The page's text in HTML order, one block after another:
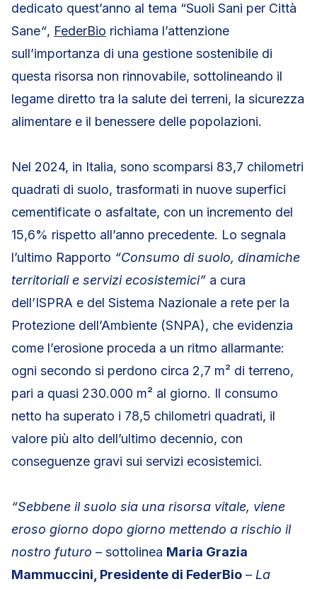
dedicato quest’anno al tema “Suoli Sani per Città
Sane“, FederBio richiama l’attenzione
sull’importanza di una gestione sostenibile di
questa risorsa non rinnovabile, sottolineando il
legame diretto tra la salute dei terreni, la sicurezza
alimentare e il benessere delle popolazioni.
Nel 2024, in Italia, sono scomparsi 83,7 chilometri
quadrati di suolo, trasformati in nuove superfici
cementificate o asfaltate, con un incremento del
15,6% rispetto all’anno precedente. Lo segnala
l’ultimo Rapporto “Consumo di suolo, dinamiche
territoriali e servizi ecosistemici” a cura
dell’ISPRA e del Sistema Nazionale a rete per la
Protezione dell’Ambiente (SNPA), che evidenzia
come l’erosione proceda a un ritmo allarmante:
ogni secondo si perdono circa 2,7 m² di terreno,
pari a quasi 230.000 m² al giorno. Il consumo
netto ha superato i 78,5 chilometri quadrati, il
valore più alto dell’ultimo decennio, con
conseguenze gravi sui servizi ecosistemici.
“Sebbene il suolo sia una risorsa vitale, viene
eroso giorno dopo giorno mettendo a rischio il
nostro futuro – sottolinea Maria Grazia
Mammuccini, Presidente di FederBio – La